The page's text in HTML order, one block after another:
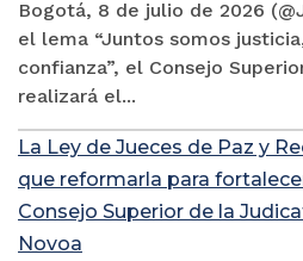
Bogotá, 8 de julio de 2026
el lema “Juntos somos
confianza”, el Consejo
realizará el...
La Ley de Jueces de Paz y
que reformarla para
Consejo Superior de la
Novoa